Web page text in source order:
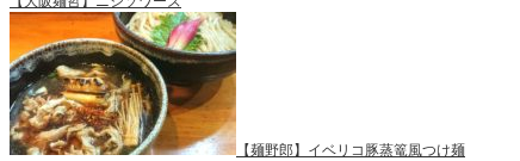
【麺野郎】イベリコ豚蒸篭風つけ麺